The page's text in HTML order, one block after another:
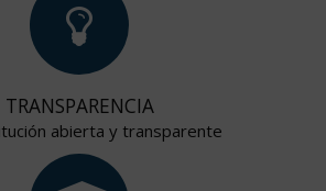
TRANSPARENCIA
abierta y transparente